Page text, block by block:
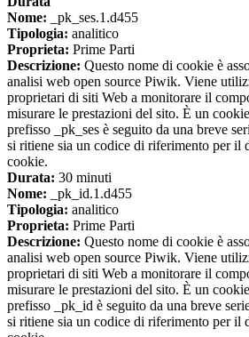
Nome: _pk_ses.1.d455
Tipologia: analitico
Proprieta: Prime Parti
Descrizione: Questo nome di cookie è
analisi web open source Piwik. Viene
proprietari di siti Web a monitorare il
misurare le prestazioni del sito. È un
prefisso _pk_ses è seguito da una breve
si ritiene sia un codice di riferimento per il
cookie.
Durata: 30 minuti
Nome: _pk_id.1.d455
Tipologia: analitico
Proprieta: Prime Parti
Descrizione: Questo nome di cookie è
analisi web open source Piwik. Viene
proprietari di siti Web a monitorare il
misurare le prestazioni del sito. È un
prefisso _pk_id è seguito da una breve
si ritiene sia un codice di riferimento per il